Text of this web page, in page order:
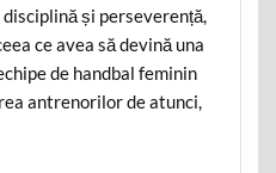
și perseverență,
ce avea să devină una
de handbal feminin
antrenorilor de atunci,